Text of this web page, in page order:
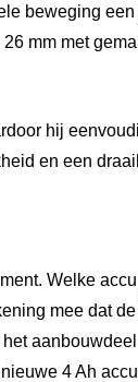
beweging
mm met
hij
en een
Welke
mee dat
4 Ah